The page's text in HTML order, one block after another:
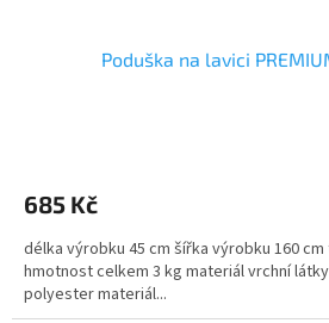
Poduška na lavici
685 Kč
délka výrobku 45 cm šířka výrobku 160
hmotnost celkem 3 kg materiál vrchní
polyester materiál...